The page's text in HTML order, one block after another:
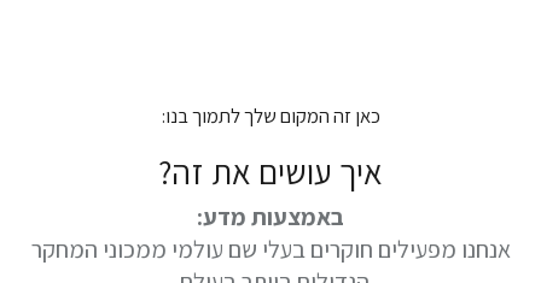
כאן זה המקום שלך לתמוך בנו:
איך עושים את זה?
באמצעות מדע:
אנחנו מפעילים חוקרים בעלי שם עולמי ממכוני המחקר